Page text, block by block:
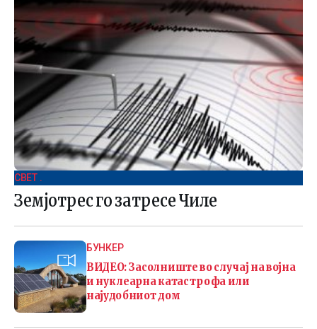
СВЕТ .
Земјотрес го затресе Чиле
БУНКЕР
ВИДЕО: Засолниште во случај на војна
и нуклеарна катастрофа или
најудобниот дом